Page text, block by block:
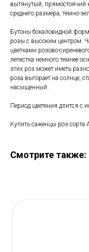
вытянутый, прямостоячий
среднего размера, тёмно-
Бутоны бокаловидной
розы с высоким центром.
цветками розово-
лепестка немного темнее
этих роз может иметь
роза выгорает на солнце,
насыщенный.
Период цветения длится с
Купить саженцы роз сорта
Смотрите также: